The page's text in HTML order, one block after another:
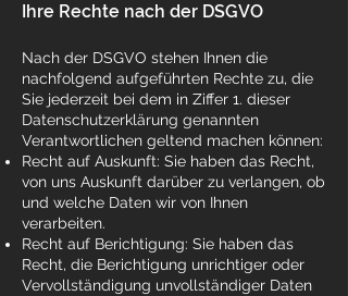
Ihre Rechte nach der DSGVO
Nach der DSGVO stehen Ihnen die
nachfolgend aufgeführten Rechte zu, die
Sie jederzeit bei dem in Ziffer 1. dieser
Datenschutzerklärung genannten
Verantwortlichen geltend machen können:
Recht auf Auskunft: Sie haben das Recht,
von uns Auskunft darüber zu verlangen, ob
und welche Daten wir von Ihnen
verarbeiten.
Recht auf Berichtigung: Sie haben das
Recht, die Berichtigung unrichtiger oder
Vervollständigung unvollständiger Daten